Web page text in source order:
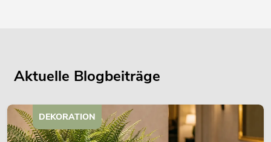
Aktuelle Blogbeiträge
DEKORATION